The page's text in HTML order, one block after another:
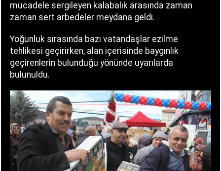
mücadele sergileyen kalabalık arasında zaman
zaman sert arbedeler meydana geldi.
Yoğunluk sırasında bazı vatandaşlar ezilme
tehlikesi geçirirken, alan içerisinde baygınlık
geçirenlerin bulunduğu yönünde uyarılarda
bulunuldu.